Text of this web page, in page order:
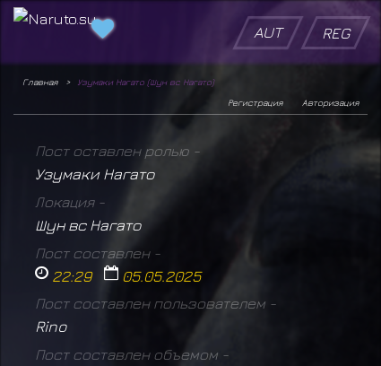
AUT REG
Главная
Узумаки Нагато (Шун вс Нагато)
Авторизация
Регистрация
Пост оставлен ролью -
Узумаки Нагато
Локация -
Шун вс Нагато
Пост составлен -
22:29 05.05.2025
Пост составлен пользователем -
Rino
Пост составлен объемом -